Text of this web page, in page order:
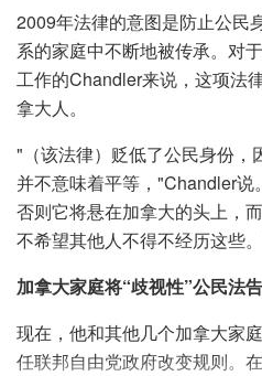
2009年法律的意图是防止公民
系的家庭中不断地被传承。对
工作的Chandler来说，这项法
拿大人。
"（该法律）贬低了公民身份，
并不意味着平等，"Chandler说
否则它将悬在加拿大的头上，
不希望其他人不得不经历这些
加拿大家庭将“歧视性”公民法
现在，他和其他几个加拿大家
任联邦自由党政府改变规则。